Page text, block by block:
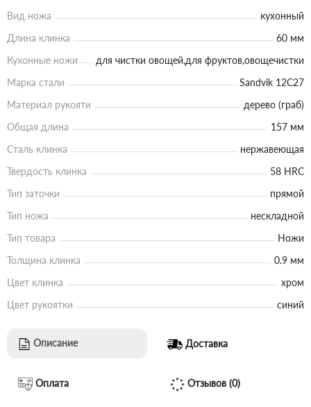
Вид ножа
кухонный
Длина клинка
60 мм
Кухонные ножи
для чистки овощей,для фруктов,овощечистки
Марка стали
Sandvik 12C27
Материал рукояти
дерево (граб)
Общая длина
157 мм
Сталь клинка
нержавеющая
Твердость клинка
58 HRC
Тип заточки
прямой
Тип ножа
нескладной
Тип товара
Ножи
Толщина клинка
0.9 мм
Цвет клинка
хром
Цвет рукоятки
синий
Описание Доставка
Оплата Отзывов (0)